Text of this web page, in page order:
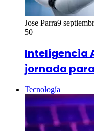
Jose Parra9
50
Inteligencia
jornada
Tecnología